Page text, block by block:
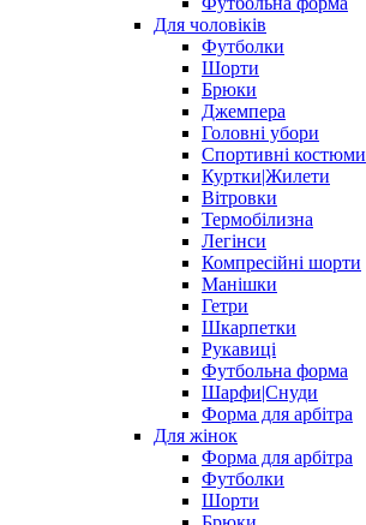
Для чоловіків
Футболки
Шорти
Брюки
Джемпера
Головні убори
Спортивні костюми
Куртки|Жилети
Вітровки
Термобілизна
Легінси
Компресійні шорти
Манішки
Гетри
Шкарпетки
Рукавиці
Футбольна форма
Шарфи|Снуди
Форма для арбітра
Для жінок
Форма для арбітра
Футболки
Шорти